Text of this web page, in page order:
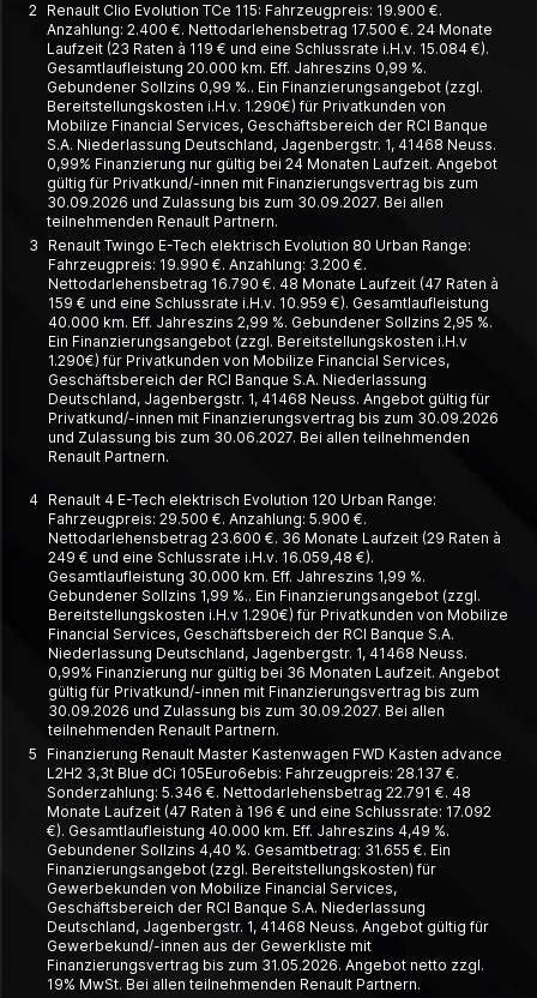
2 Renault Clio Evolution TCe 115: Fahrzeugpreis: 19.900 €.
Anzahlung: 2.400 €. Nettodarlehensbetrag 17.500 €. 24 Monate
Laufzeit (23 Raten à 119 € und eine Schlussrate i.H.v. 15.084 €).
Gesamtlaufleistung 20.000 km. Eff. Jahreszins 0,99 %.
Gebundener Sollzins 0,99 %.. Ein Finanzierungsangebot (zzgl.
Bereitstellungskosten i.H.v. 1.290€) für Privatkunden von
Mobilize Financial Services, Geschäftsbereich der RCI Banque
S.A. Niederlassung Deutschland, Jagenbergstr. 1, 41468 Neuss.
0,99% Finanzierung nur gültig bei 24 Monaten Laufzeit. Angebot
gültig für Privatkund/-innen mit Finanzierungsvertrag bis zum
30.09.2026 und Zulassung bis zum 30.09.2027. Bei allen
teilnehmenden Renault Partnern.
3
Renault Twingo E-Tech elektrisch Evolution 80 Urban Range:
Fahrzeugpreis: 19.990 €. Anzahlung: 3.200 €.
Nettodarlehensbetrag 16.790 €. 48 Monate Laufzeit (47 Raten à
159 € und eine Schlussrate i.H.v. 10.959 €). Gesamtlaufleistung
40.000 km. Eff. Jahreszins 2,99 %. Gebundener Sollzins 2,95 %.
Ein Finanzierungsangebot (zzgl. Bereitstellungskosten i.H.v
1.290€) für Privatkunden von Mobilize Financial Services,
Geschäftsbereich der RCI Banque S.A. Niederlassung
Deutschland, Jagenbergstr. 1, 41468 Neuss. Angebot gültig für
Privatkund/-innen mit Finanzierungsvertrag bis zum 30.09.2026
und Zulassung bis zum 30.06.2027. Bei allen teilnehmenden
Renault Partnern.
4 Renault 4 E-Tech elektrisch Evolution 120 Urban Range:
Fahrzeugpreis: 29.500 €. Anzahlung: 5.900 €.
Nettodarlehensbetrag 23.600 €. 36 Monate Laufzeit (29 Raten à
249 € und eine Schlussrate i.H.v. 16.059,48 €).
Gesamtlaufleistung 30.000 km. Eff. Jahreszins 1,99 %.
Gebundener Sollzins 1,99 %.. Ein Finanzierungsangebot (zzgl.
Bereitstellungskosten i.H.v 1.290€) für Privatkunden von Mobilize
Financial Services, Geschäftsbereich der RCI Banque S.A.
Niederlassung Deutschland, Jagenbergstr. 1, 41468 Neuss.
0,99% Finanzierung nur gültig bei 36 Monaten Laufzeit. Angebot
gültig für Privatkund/-innen mit Finanzierungsvertrag bis zum
30.09.2026 und Zulassung bis zum 30.09.2027. Bei allen
teilnehmenden Renault Partnern.
5
Finanzierung Renault Master Kastenwagen FWD Kasten advance
L2H2 3,3t Blue dCi 105Euro6ebis: Fahrzeugpreis: 28.137 €.
Sonderzahlung: 5.346 €. Nettodarlehensbetrag 22.791 €. 48
Monate Laufzeit (47 Raten à 196 € und eine Schlussrate: 17.092
€). Gesamtlaufleistung 40.000 km. Eff. Jahreszins 4,49 %.
Gebundener Sollzins 4,40 %. Gesamtbetrag: 31.655 €. Ein
Finanzierungsangebot (zzgl. Bereitstellungskosten) für
Gewerbekunden von Mobilize Financial Services,
Geschäftsbereich der RCI Banque S.A. Niederlassung
Deutschland, Jagenbergstr. 1, 41468 Neuss. Angebot gültig für
Gewerbekund/-innen aus der Gewerkliste mit
Finanzierungsvertrag bis zum 31.05.2026. Angebot netto zzgl.
19% MwSt. Bei allen teilnehmenden Renault Partnern.